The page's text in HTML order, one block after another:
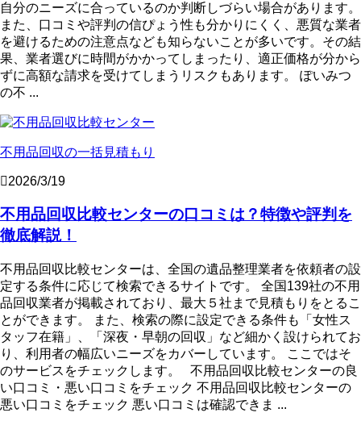
自分のニーズに合っているのか判断しづらい場合があります。
また、口コミや評判の信ぴょう性も分かりにくく、悪質な業者
を避けるための注意点なども知らないことが多いです。その結
果、業者選びに時間がかかってしまったり、適正価格が分から
ずに高額な請求を受けてしまうリスクもあります。 ぽいみつ
の不 ...
不用品回収の一括見積もり
2026/3/19
不用品回収比較センターの口コミは？特徴や評判を
徹底解説！
不用品回収比較センターは、全国の遺品整理業者を依頼者の設
定する条件に応じて検索できるサイトです。 全国139社の不用
品回収業者が掲載されており、最大５社まで見積もりをとるこ
とができます。 また、検索の際に設定できる条件も「女性ス
タッフ在籍」、「深夜・早朝の回収」など細かく設けられてお
り、利用者の幅広いニーズをカバーしています。 ここではそ
のサービスをチェックします。 不用品回収比較センターの良
い口コミ・悪い口コミをチェック 不用品回収比較センターの
悪い口コミをチェック 悪い口コミは確認できま ...